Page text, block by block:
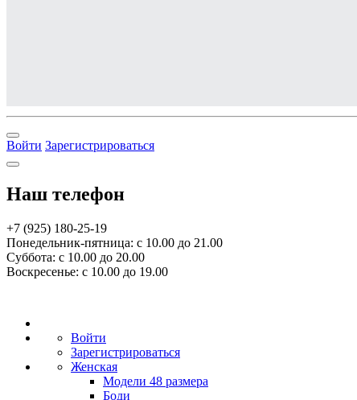
Войти Зарегистрироваться
Наш телефон
+7 (925) 180-25-19
Понедельник-пятница: с 10.00 до 21.00
Суббота: с 10.00 до 20.00
Воскресенье: с 10.00 до 19.00
Войти
Зарегистрироваться
Женская
Модели 48 размера
Боди